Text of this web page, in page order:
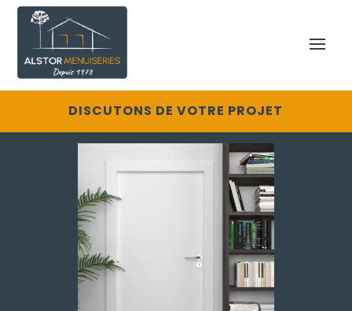
DISCUTONS DE VOTRE PROJET